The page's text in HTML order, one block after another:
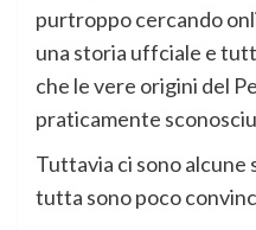
purtroppo cercando
una storia uffciale e
che le vere origini del
praticamente
Tuttavia ci sono alcune
tutta sono poco